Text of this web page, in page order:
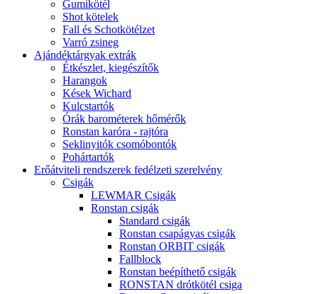
Gumikötél
Shot kötelek
Fall és Schotkötélzet
Varró zsineg
Ajándéktárgyak extrák
Étkészlet, kiegészítők
Harangok
Kések Wichard
Kulcstartók
Órák barométerek hőmérők
Ronstan karóra - rajtóra
Seklinyitók csomóbontók
Pohártartók
Erőátviteli rendszerek fedélzeti szerelvény
Csigák
LEWMAR Csigák
Ronstan csigák
Standard csigák
Ronstan csapágyas csigák
Ronstan ORBIT csigák
Fallblock
Ronstan beépíthető csigák
RONSTAN drótkötél csiga